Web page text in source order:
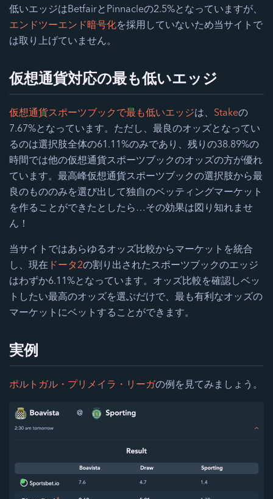
低いエッジはBetfairとPinnacleの2.5%となっていますが、
エンドツーエンド暗号化を採用していないため当サイトで
は取り上げていません。
仮想通貨対応の最も低いエッジ
仮想通貨スポーツブックで最も低いエッジは、 Stakeの
7.67%となっています。ただし、最良のオッズとなってい
るのは選択肢全体の61.11%のみであり、残りの38.89%の
時間では他の仮想通貨スポーツブックのオッズの方が優れ
ています。最高峰仮想通貨スポーツブックの選択肢から最
良のもののみを選び出して独自のベッティングマーケット
を作ることができたとしたら…その効果は図り知れませ
ん！
当サイトではあらゆるオッズ比較からマーケットを統合
し、現在 ドータ2の割り出されたスポーツブックのエッジ
はわずか6.11%となっています。オッズ比較を確認しベッ
トしたい最高のオッズを選ぶだけで、最も有利なオッズの
マーケットにベットすることができます。
実例
ポルトガル・プリメイラ・リーガの例を見てみましょう。